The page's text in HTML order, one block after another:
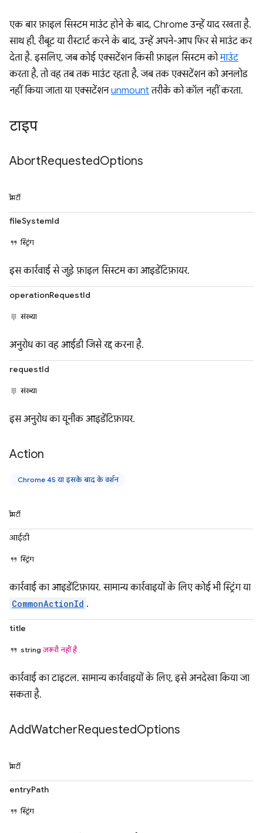
एक बार फ़ाइल सिस्टम माउंट होने के बाद, Chrome उन्हें याद रखता है.
साथ ही, रीबूट या रीस्टार्ट करने के बाद, उन्हें अपने-आप फिर से माउंट कर
देता है. इसलिए, जब कोई एक्सटेंशन किसी फ़ाइल सिस्टम कोमाउंट
करता है, तो वह तब तक माउंट रहता है, जब तक एक्सटेंशन को अनलोड
नहीं किया जाता या एक्सटेंशनunmountतरीके को कॉल नहीं करता.
टाइप
AbortRequestedOptions
प्रॉपर्टी
fileSystemId
स्ट्रिंग
इस कार्रवाई से जुड़े फ़ाइल सिस्टम का आइडेंटिफ़ायर.
operationRequestId
संख्या
अनुरोध का वह आईडी जिसे रद्द करना है.
requestId
संख्या
इस अनुरोध का यूनीक आइडेंटिफ़ायर.
Action
Chrome 45 या इसके बाद के वर्शन
प्रॉपर्टी
आईडी
स्ट्रिंग
कार्रवाई का आइडेंटिफ़ायर. सामान्य कार्रवाइयों के लिए कोई भी स्ट्रिंग या
CommonActionId .
title
stringज़रूरी नहीं है
कार्रवाई का टाइटल. सामान्य कार्रवाइयों के लिए, इसे अनदेखा किया जा
सकता है.
AddWatcherRequestedOptions
प्रॉपर्टी
entryPath
स्ट्रिंग